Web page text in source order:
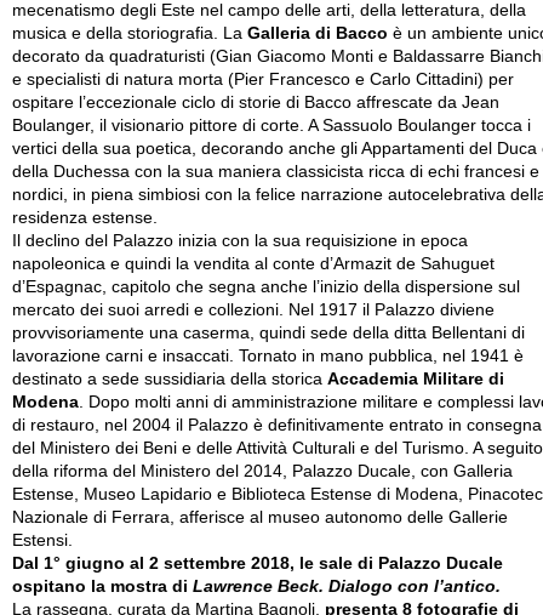
mecenatismo degli Este nel campo delle arti, della letteratura, della
musica e della storiografia. La Galleria di Bacco è un ambiente
decorato da quadraturisti (Gian Giacomo Monti e Baldassarre
e specialisti di natura morta (Pier Francesco e Carlo Cittadini) per
ospitare l’eccezionale ciclo di storie di Bacco affrescate da Jean
Boulanger, il visionario pittore di corte. A Sassuolo Boulanger tocca i
vertici della sua poetica, decorando anche gli Appartamenti del Duca
della Duchessa con la sua maniera classicista ricca di echi francesi e
nordici, in piena simbiosi con la felice narrazione autocelebrativa
residenza estense.
Il declino del Palazzo inizia con la sua requisizione in epoca
napoleonica e quindi la vendita al conte d’Armazit de Sahuguet
d’Espagnac, capitolo che segna anche l’inizio della dispersione sul
mercato dei suoi arredi e collezioni. Nel 1917 il Palazzo diviene
provvisoriamente una caserma, quindi sede della ditta Bellentani di
lavorazione carni e insaccati. Tornato in mano pubblica, nel 1941 è
destinato a sede sussidiaria della storica Accademia Militare di
Modena. Dopo molti anni di amministrazione militare e complessi
di restauro, nel 2004 il Palazzo è definitivamente entrato in consegna
del Ministero dei Beni e delle Attività Culturali e del Turismo. A seguito
della riforma del Ministero del 2014, Palazzo Ducale, con Galleria
Estense, Museo Lapidario e Biblioteca Estense di Modena,
Nazionale di Ferrara, afferisce al museo autonomo delle Gallerie
Estensi.
Dal 1° giugno al 2 settembre 2018, le sale di Palazzo Ducale
ospitano la mostra di Lawrence Beck. Dialogo con l’antico.
La rassegna, curata da Martina Bagnoli, presenta 8 fotografie di